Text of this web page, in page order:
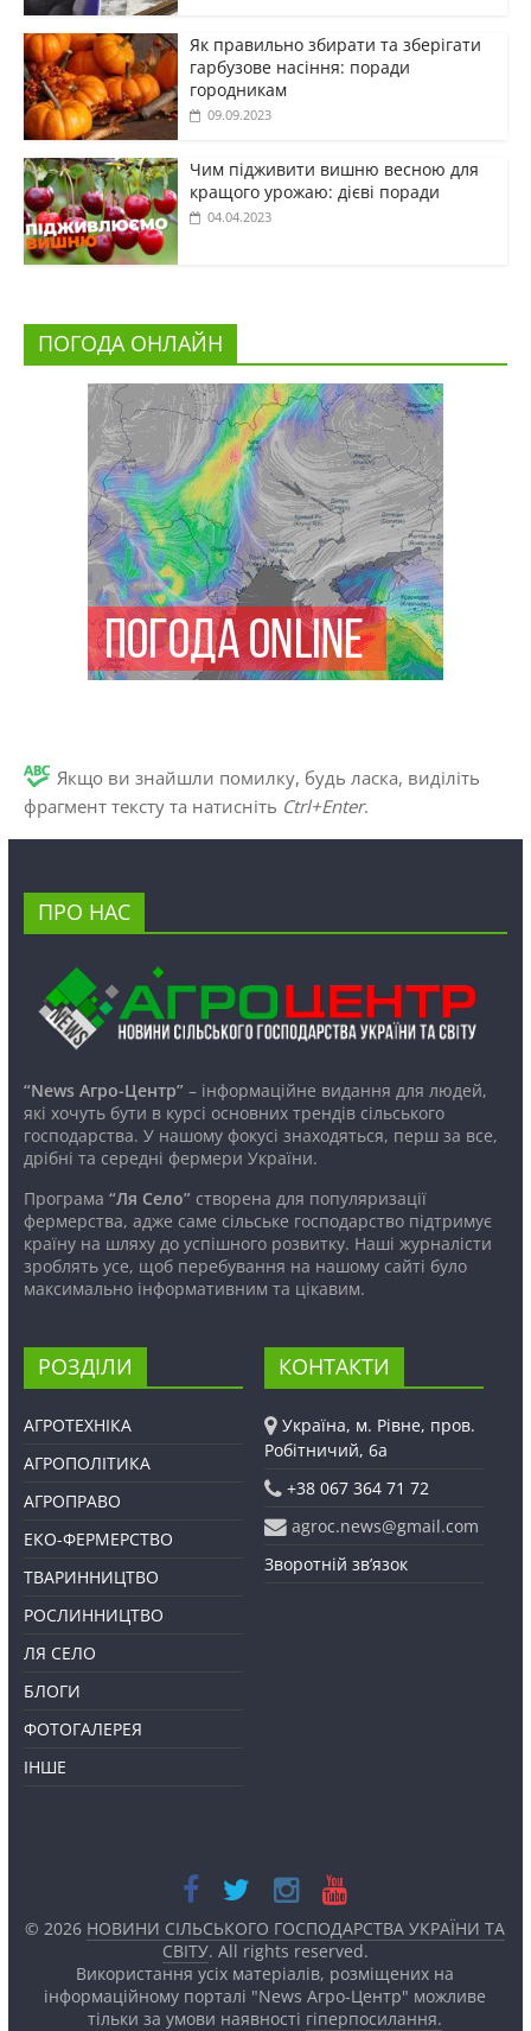
Як правильно збирати та зберігати
гарбузове насіння: поради
городникам
09.09.2023
Чим підживити вишню весною для
кращого урожаю: дієві поради
04.04.2023
ПОГОДА ОНЛАЙН
Якщо ви знайшли помилку, будь ласка, виділіть
фрагмент тексту та натисніть Ctrl+Enter.
ПРО НАС
“News Агро-Центр”– інформаційне видання для людей,
які хочуть бути в курсі основних трендів сільського
господарства. У нашому фокусі знаходяться, перш за все,
дрібні та середні фермери України.
Програма “Ля Село”створена для популяризації
фермерства, адже саме сільське господарство підтримує
країну на шляху до успішного розвитку. Наші журналісти
зроблять усе, щоб перебування на нашому сайті було
максимально інформативним та цікавим.
РОЗДІЛИ
АГРОТЕХНІКА
АГРОПОЛІТИКА
АГРОПРАВО
ЕКО-ФЕРМЕРСТВО
ТВАРИННИЦТВО
РОСЛИННИЦТВО
ЛЯ СЕЛО
БЛОГИ
ФОТОГАЛЕРЕЯ
ІНШЕ
КОНТАКТИ
Україна, м. Рівне, пров.
Робітничий, 6а
+38 067 364 71 72
agroc.news@gmail.com
Зворотній зв’язок
© 2026 НОВИНИ СІЛЬСЬКОГО ГОСПОДАРСТВА УКРАЇНИ ТА
СВІТУ. All rights reserved.
Використання усіх матеріалів, розміщених на
інформаційному порталі "News Агро-Центр" можливе
тільки за умови наявності гіперпосилання.